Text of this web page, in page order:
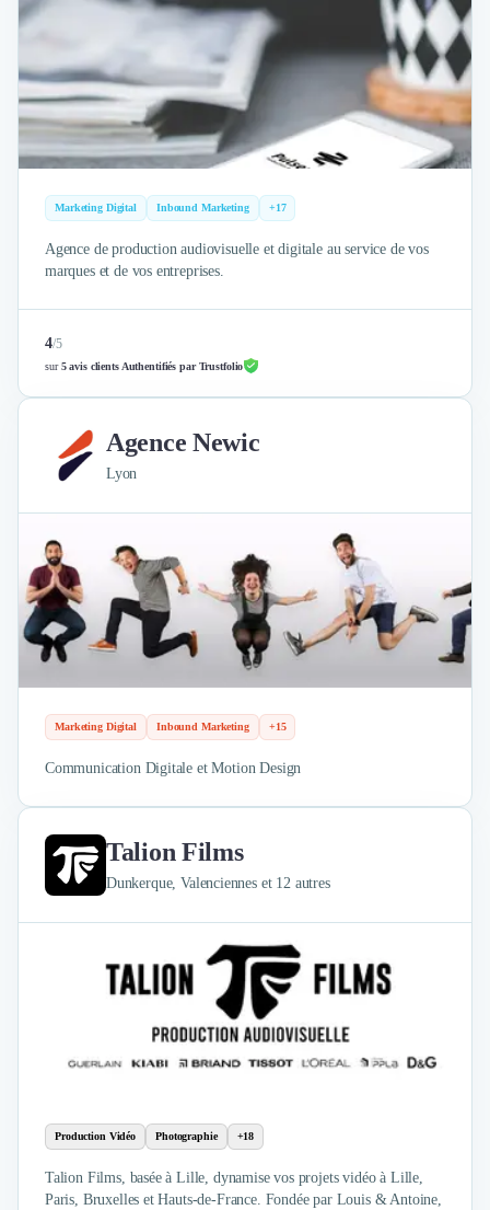
Nettoyage & Ménage
Clubs & Réseaux Professionnels
Espaces de Coworking
Marketing Digital Inbound Marketing +17
Agence de production audiovisuelle et digitale au service de vos
marques et de vos entreprises.
4/5
sur5 avis clients Authentifiés par Trustfolio
Agence Newic
Lyon
Marketing Digital Inbound Marketing +15
Communication Digitale et Motion Design
Talion Films
Dunkerque, Valenciennes et 12 autres
Production Vidéo Photographie +18
Talion Films, basée à Lille, dynamise vos projets vidéo à Lille,
Paris, Bruxelles et Hauts-de-France. Fondée par Louis & Antoine,